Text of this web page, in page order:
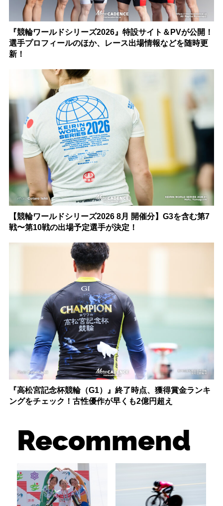
『競輪ワールドシリーズ2026』特設サイト＆PVが公開！
選手プロフィールのほか、レース出場情報などを随時更
新！
【競輪ワールドシリーズ2026 8月 開催分】G3を含む第7
戦〜第10戦の出場予定選手が決定！
『高松宮記念杯競輪（G1）』終了時点、獲得賞金ランキ
ングをチェック！古性優作が早くも2億円超え
Recommend